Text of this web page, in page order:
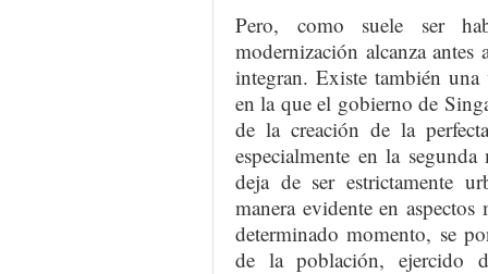
Pero, como suele ser
modernización alcanza
integran. Existe también
en la que el gobierno de
de la creación de la
especialmente en la
deja de ser estrictamente
manera evidente en
determinado momento, se
de la población, ejercido